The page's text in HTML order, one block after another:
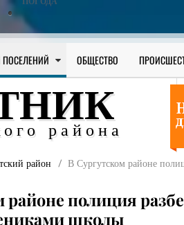
ПОГОДА
ОБЩЕСТВО
района
район В Сургутском районе
районе полиция
школы